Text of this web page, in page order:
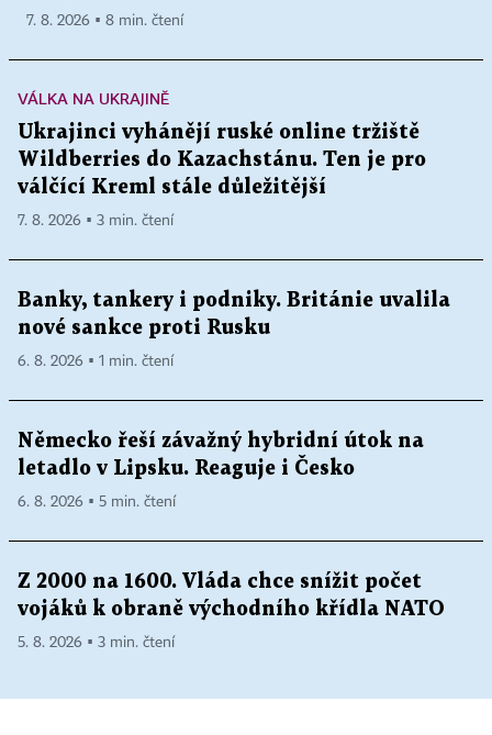
7. 8. 2026 ▪ 8 min. čtení
VÁLKA NA UKRAJINĚ
Ukrajinci vyhánějí ruské online tržiště
Wildberries do Kazachstánu. Ten je pro
válčící Kreml stále důležitější
7. 8. 2026 ▪ 3 min. čtení
Banky, tankery i podniky. Británie uvalila
nové sankce proti Rusku
6. 8. 2026 ▪ 1 min. čtení
Německo řeší závažný hybridní útok na
letadlo v Lipsku. Reaguje i Česko
6. 8. 2026 ▪ 5 min. čtení
Z 2000 na 1600. Vláda chce snížit počet
vojáků k obraně východního křídla NATO
5. 8. 2026 ▪ 3 min. čtení